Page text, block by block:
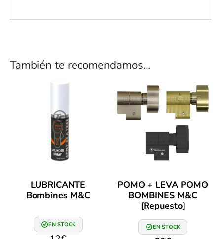
También te recomendamos…
LUBRICANTE
Bombines M&C
EN STOCK
POMO + LEVA POMO
BOMBINES M&C
[Repuesto]
EN STOCK